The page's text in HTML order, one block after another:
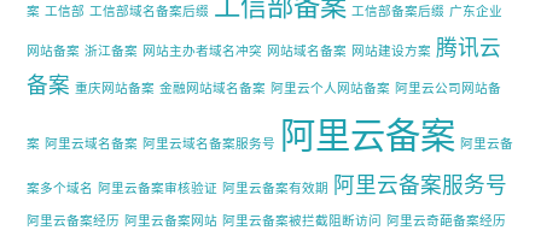
案 工信部 工信部域名备案后缀 工信部备案后缀 广东企业
网站备案 浙江备案 网站主办者域名冲突 网站域名备案 网站建设方案 腾讯云
备案 重庆网站备案 金融网站域名备案 阿里云个人网站备案 阿里云公司网站备
案 阿里云域名备案 阿里云域名备案服务号 阿里云备案 阿里云备
案多个域名 阿里云备案审核验证 阿里云备案有效期 阿里云备案服务号
阿里云备案经历 阿里云备案网站 阿里云备案被拦截阻断访问 阿里云奇葩备案经历